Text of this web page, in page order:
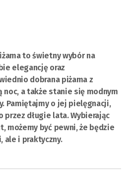
to świetny wybór na
elegancję oraz
dobrana piżama z
noc, a także stanie się modnym
Pamiętajmy o jej pielęgnacji,
przez długie lata. Wybierając
możemy być pewni, że będzie
ale i praktyczny.